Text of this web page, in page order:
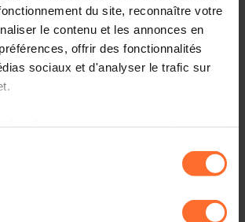
du site, reconnaître votre
le contenu et les annonces en
offrir des fonctionnalités
sociaux et d'analyser le trafic sur
cookies strictement nécessaires au
du site. Une description des différents
sous l’onglet « Détails » ci-
2021 portant modification :
sportives ;